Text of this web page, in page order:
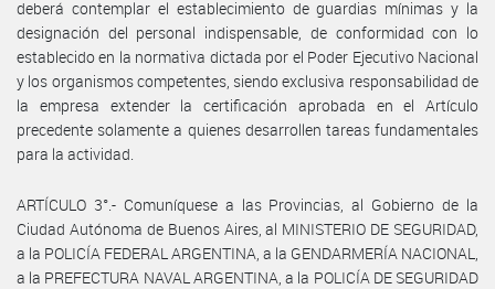
deberá contemplar el establecimiento de guardias mínimas y la
designación del personal indispensable, de conformidad con lo
establecido en la normativa dictada por el Poder Ejecutivo Nacional
y los organismos competentes, siendo exclusiva responsabilidad de
la empresa extender la certificación aprobada en el Artículo
precedente solamente a quienes desarrollen tareas fundamentales
para la actividad.
ARTÍCULO 3°.- Comuníquese a las Provincias, al Gobierno de la
Ciudad Autónoma de Buenos Aires, al MINISTERIO DE SEGURIDAD,
a la POLICÍA FEDERAL ARGENTINA, a la GENDARMERÍA NACIONAL,
a la PREFECTURA NAVAL ARGENTINA, a la POLICÍA DE SEGURIDAD